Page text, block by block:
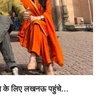
के लिए लखनऊ पहुंचे...